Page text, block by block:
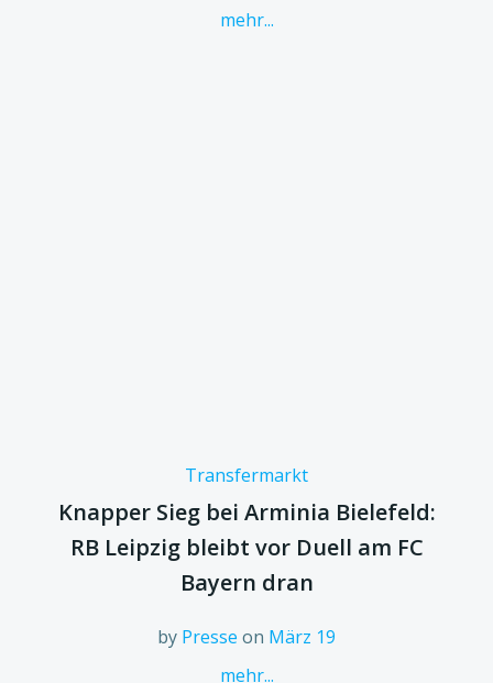
mehr...
Transfermarkt
Knapper Sieg bei Arminia Bielefeld:
RB Leipzig bleibt vor Duell am FC
Bayern dran
by Presse on März 19
mehr...